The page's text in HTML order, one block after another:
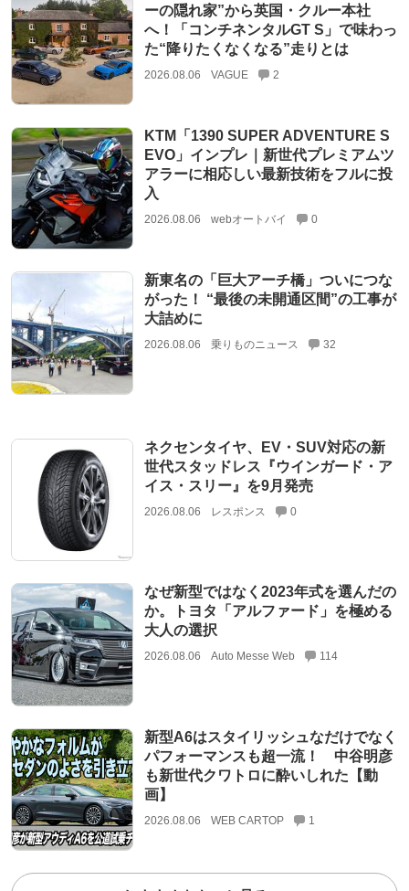
ーの隠れ家”から英国・クルー本社
へ！「コンチネンタルGT S」で味わっ
た“降りたくなくなる”走りとは
2026.08.06 VAGUE 2
KTM「1390 SUPER ADVENTURE S
EVO」インプレ｜新世代プレミアムツ
アラーに相応しい最新技術をフルに投
入
2026.08.06 webオートバイ 0
新東名の「巨大アーチ橋」ついにつな
がった！ “最後の未開通区間”の工事が
大詰めに
2026.08.06 乗りものニュース 32
ネクセンタイヤ、EV・SUV対応の新
世代スタッドレス『ウインガード・ア
イス・スリー』を9月発売
2026.08.06 レスポンス 0
なぜ新型ではなく2023年式を選んだの
か。トヨタ「アルファード」を極める
大人の選択
2026.08.06 Auto Messe Web 114
新型A6はスタイリッシュなだけでなく
パフォーマンスも超一流！ 中谷明彦
も新世代クワトロに酔いしれた【動
画】
2026.08.06 WEB CARTOP 1